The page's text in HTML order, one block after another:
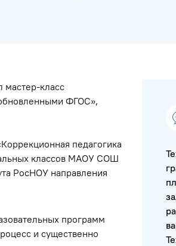
мастер-класс
ФГОС»,
педагогика
классов МАОУ СОШ
РосНОУ направления
программ
и существенно